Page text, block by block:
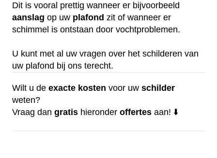
Dit is vooral prettig wanneer er bijvoorbeeld
aanslag op uw plafond zit of wanneer er
schimmel is ontstaan door vochtproblemen.
U kunt met al uw vragen over het schilderen van
uw plafond bij ons terecht.
Wilt u de exacte kosten voor uw schilder
weten?
Vraag dan gratis hieronder offertes aan! ⬇️